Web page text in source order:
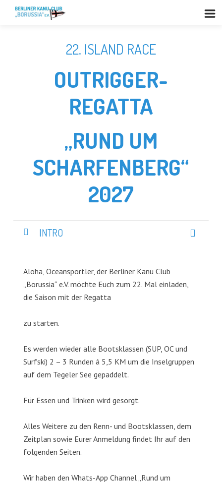
22. ISLAND RACE
OUTRIGGER-
REGATTA
„RUND UM
SCHARFENBERG“
2027
INTRO
Aloha, Oceansportler, der Berliner Kanu Club
„Borussia“ e.V. möchte Euch zum 22. Mal einladen,
die Saison mit der Regatta
zu starten.
Es werden wieder alle Bootsklassen (SUP, OC und
Surfski) 2 – 3 Runden á 5,5 KM um die Inselgruppen
auf dem Tegeler See gepaddelt.
Für Essen und Trinken wird gesorgt.
Alles Weitere zu den Renn- und Bootsklassen, dem
Zeitplan sowie Eurer Anmeldung findet Ihr auf den
folgenden Seiten.
Wir haben den Whats-App Channel „Rund um